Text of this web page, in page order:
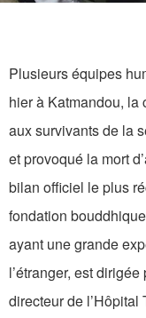
Plusieurs équipes
hier à Katmandou, la
aux survivants de la
et provoqué la mort
bilan officiel le plus
fondation
ayant une grande
l’étranger, est
directeur de